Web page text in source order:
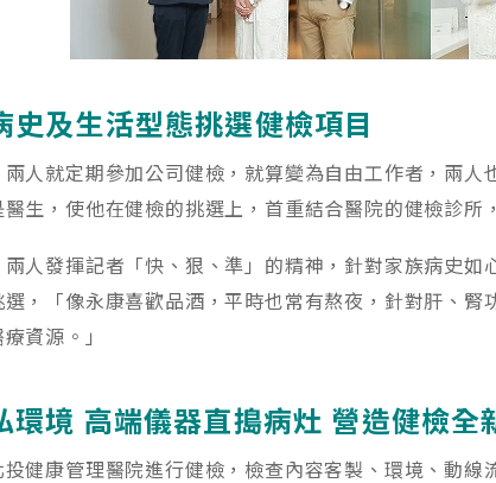
史及生活型態挑選健檢項目
人就定期參加公司健檢，就算變為自由工作者，兩人
生，使他在健檢的挑選上，首重結合醫院的健檢診所
人發揮記者「快、狠、準」的精神，針對家族病史
，「像永康喜歡品酒，平時也常有熬夜，針對肝、腎
資源。」
環境 高端儀器直搗病灶 營造健檢全
健康管理醫院進行健檢，檢查內容客製、環境、動